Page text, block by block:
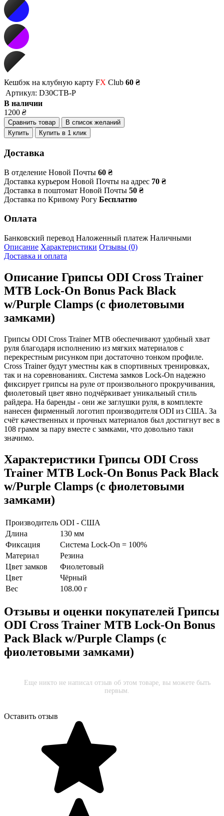
Кешбэк на клубную карту FX Club 60 ₴
Артикул: D30CTB-P
В наличии
1200 ₴
Сравнить товар
В список желаний
Купить
Купить в 1 клик
Доставка
В отделение Новой Почты 60 ₴
Доставка курьером Новой Почты на адрес 70 ₴
Доставка в поштомат Новой Почты 50 ₴
Доставка по Кривому Рогу Бесплатно
Оплата
Банковский перевод Наложенный платеж Наличными
Описание Характеристики Отзывы (0)
Доставка и оплата
Описание Грипсы ODI Cross Trainer
MTB Lock-On Bonus Pack Black
w/Purple Clamps (с фиолетовыми
замками)
Грипсы ODI Cross Trainer MTB обеспечивают удобный хват
руля благодаря исполнению из мягких материалов с
перекрестным рисунком при достаточно тонком профиле.
Cross Trainer будут уместны как в спортивных тренировках,
так и на соревнованиях. Система замков Lock-On надежно
фиксирует грипсы на руле от произвольного прокручивания,
фиолетовый цвет явно подчёркивает уникальный стиль
райдера. На баренды - они же заглушки руля, в комплекте
нанесен фирменный логотип производителя ODI из США. За
счёт качественных и прочных материалов был достигнут вес в
108 грамм за пару вместе с замками, что довольно таки
значимо.
Характеристики Грипсы ODI Cross
Trainer MTB Lock-On Bonus Pack Black
w/Purple Clamps (с фиолетовыми
замками)
Производитель ODI - США
Длина
130 мм
Фиксация
Система Lock-On = 100%
Материал
Резина
Цвет замков
Фиолетовый
Цвет
Чёрный
Вес
108.00 г
Отзывы и оценки покупателей Грипсы
ODI Cross Trainer MTB Lock-On Bonus
Pack Black w/Purple Clamps (с
фиолетовыми замками)
Еще никто не написал отзыв об этом товаре, вы можете быть
первым.
Оставить отзыв